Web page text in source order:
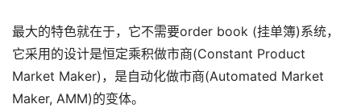
最大的特色就在于，它不需要order book (挂单簿)系统，
它采用的设计是恒定乘积做市商(Constant Product
Market Maker)，是自动化做市商(Automated Market
Maker, AMM)的变体。